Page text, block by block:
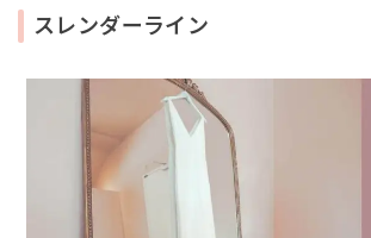
スレンダーライン